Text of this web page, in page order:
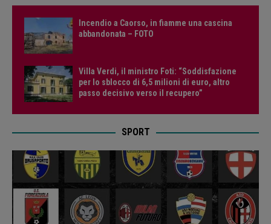
Incendio a Caorso, in fiamme una cascina
abbandonata – FOTO
Villa Verdi, il ministro Foti: “Soddisfazione
per lo sblocco di 6,5 milioni di euro, altro
passo decisivo verso il recupero”
SPORT